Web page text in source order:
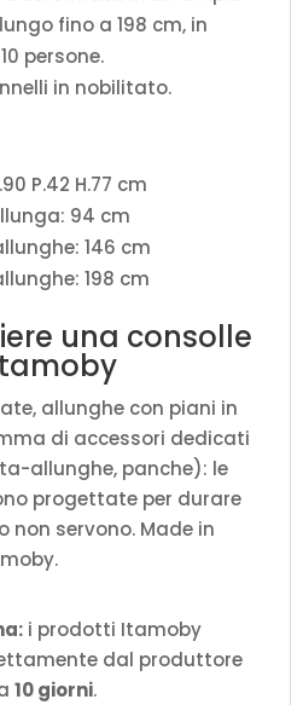
fino a 198 cm, in
persone.
in nobilitato.
P.42 H.77 cm
94 cm
146 cm
198 cm
una consolle
allunghe con piani in
di accessori dedicati
allunghe, panche): le
progettate per durare
non servono. Made in
i prodotti Itamoby
dal produttore
10 giorni.